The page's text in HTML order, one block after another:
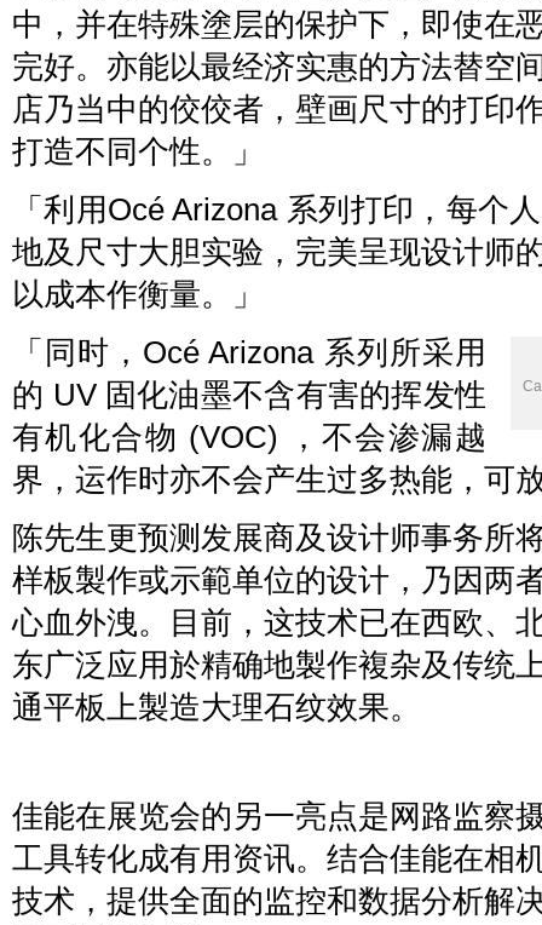
中，并在特殊塗层的保护下，即使在
完好。亦能以最经济实惠的方法替空
店乃当中的佼佼者，壁画尺寸的打印
打造不同个性。」
「利用Océ Arizona 系列打印，每个
地及尺寸大胆实验，完美呈现设计师
以成本作衡量。」
「同时，Océ Arizona 系列所采用
的 UV 固化油墨不含有害的挥发性
有机化合物 (VOC) ，不会渗漏越
界，运作时亦不会产生过多热能，可
陈先生更预测发展商及设计师事务所
样板製作或示範单位的设计，乃因两
心血外洩。目前，这技术已在西欧、
东广泛应用於精确地製作複杂及传统
通平板上製造大理石纹效果。
佳能在展览会的另一亮点是网路监察
工具转化成有用资讯。结合佳能在相
技术，提供全面的监控和数据分析解